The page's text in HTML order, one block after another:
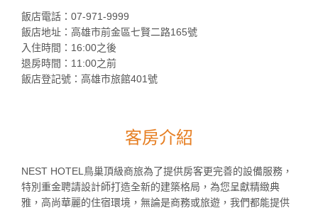
飯店電話：07-971-9999
飯店地址：高雄市前金區七賢二路165號
入住時間：16:00之後
退房時間：11:00之前
飯店登記號：高雄市旅館401號
客房介紹
NEST HOTEL鳥巢頂級商旅為了提供房客更完善的設備服務，
特別重金聘請設計師打造全新的建築格局，為您呈獻精緻典
雅，高尚華麗的住宿環境，無論是商務或旅遊，我們都能提供